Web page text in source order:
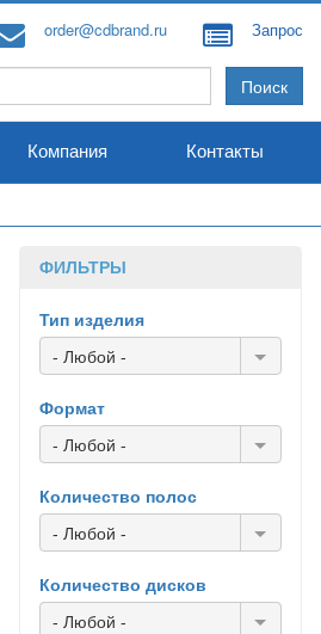
order@cdbrand.ru Запрос
Компания Контакты
ФИЛЬТРЫ
Тип изделия
- Любой -
Формат
- Любой -
Количество полос
- Любой -
Количество дисков
- Любой -